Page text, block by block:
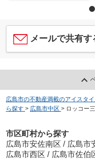
メールで共有す
広島市の不動産満載のアイスタ
ら探す > 広島市中区 > ロッコー
市区町村から探す
広島市安佐南区 / 広島市
広島市西区 / 広島市佐伯